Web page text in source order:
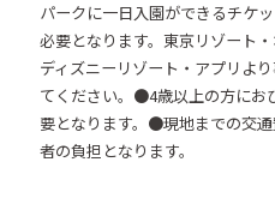
パークに一日入園ができるチケ
必要となります。東京リゾート
ディズニーリゾート・アプリよ
てください。●4歳以上の方にお
要となります。●現地までの交
者の負担となります。